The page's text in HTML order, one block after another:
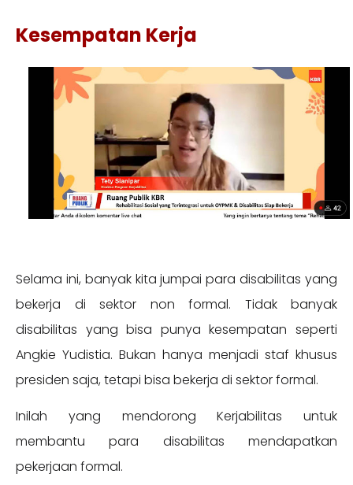
Kesempatan Kerja
Selama ini, banyak kita jumpai para disabilitas yang
bekerja di sektor non formal. Tidak banyak
disabilitas yang bisa punya kesempatan seperti
Angkie Yudistia. Bukan hanya menjadi staf khusus
presiden saja, tetapi bisa bekerja di sektor formal.
Inilah yang mendorong Kerjabilitas untuk
membantu para disabilitas mendapatkan
pekerjaan formal.